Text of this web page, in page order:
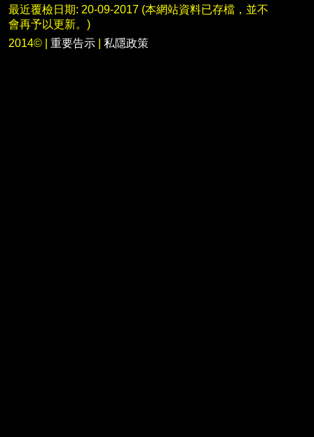
最近覆檢日期: 20-09-2017 (本網站資料已存檔，並不
會再予以更新。)
2014©
重要告示 私隱政策